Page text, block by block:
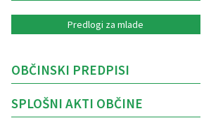
Predlogi za mlade
OBČINSKI PREDPISI
SPLOŠNI AKTI OBČINE